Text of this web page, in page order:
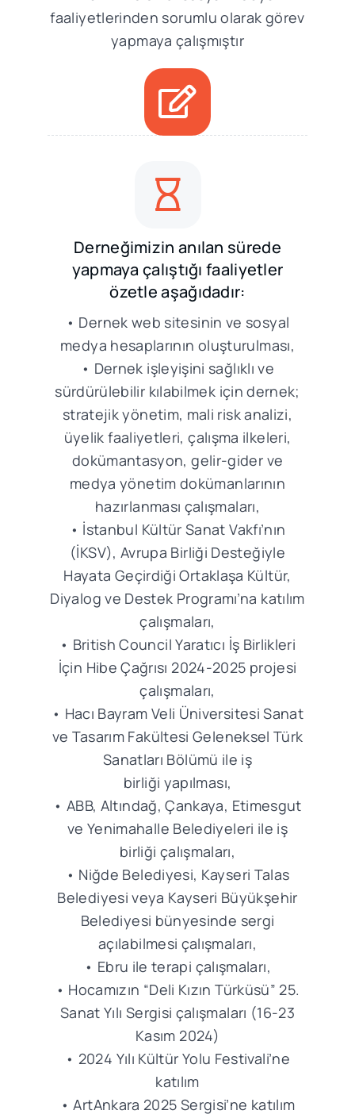
faaliyetlerinden sorumlu olarak görev
yapmaya çalışmıştır
Derneğimizin anılan sürede
yapmaya çalıştığı faaliyetler
özetle aşağıdadır:
• Dernek web sitesinin ve sosyal
medya hesaplarının oluşturulması,
• Dernek işleyişini sağlıklı ve
sürdürülebilir kılabilmek için dernek;
stratejik yönetim, mali risk analizi,
üyelik faaliyetleri, çalışma ilkeleri,
dokümantasyon, gelir-gider ve
medya yönetim dokümanlarının
hazırlanması çalışmaları,
• İstanbul Kültür Sanat Vakfı’nın
(İKSV), Avrupa Birliği Desteğiyle
Hayata Geçirdiği Ortaklaşa Kültür,
Diyalog ve Destek Programı’na katılım
çalışmaları,
• British Council Yaratıcı İş Birlikleri
İçin Hibe Çağrısı 2024-2025 projesi
çalışmaları,
• Hacı Bayram Veli Üniversitesi Sanat
ve Tasarım Fakültesi Geleneksel Türk
Sanatları Bölümü ile iş
birliği yapılması,
• ABB, Altındağ, Çankaya, Etimesgut
ve Yenimahalle Belediyeleri ile iş
birliği çalışmaları,
• Niğde Belediyesi, Kayseri Talas
Belediyesi veya Kayseri Büyükşehir
Belediyesi bünyesinde sergi
açılabilmesi çalışmaları,
• Ebru ile terapi çalışmaları,
• Hocamızın “Deli Kızın Türküsü” 25.
Sanat Yılı Sergisi çalışmaları (16-23
Kasım 2024)
• 2024 Yılı Kültür Yolu Festivali’ne
katılım
• ArtAnkara 2025 Sergisi’ne katılım